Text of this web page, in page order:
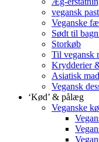
vegansk
Veganske
Sødt til
Storkøb
Til vegansk
Krydderier
Asiatisk
Vegansk
‘Kød’ & pålæg
Veganske